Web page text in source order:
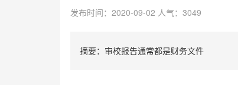
发布时间：2020-09-02 人气：3049
摘要：审校报告通常都是财务文件